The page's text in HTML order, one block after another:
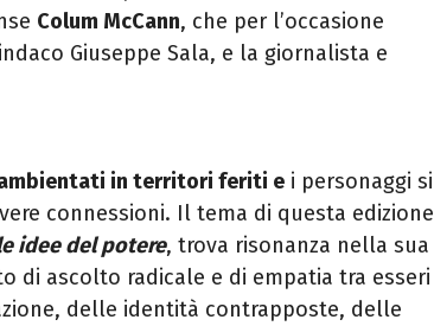
Colum McCann, che per l’occasione
Giuseppe Sala, e la giornalista e
in territori feriti e i personaggi si
connessioni. Il tema di questa edizione
idee del potere, trova risonanza nella sua
di ascolto radicale e di empatia tra esseri
delle identità contrapposte, delle